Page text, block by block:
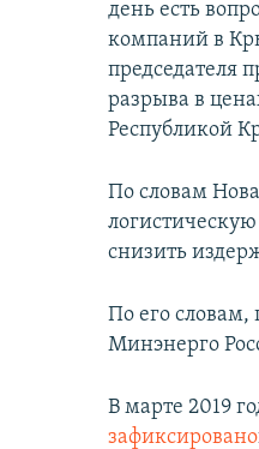
день есть
компаний в
председателя
разрыва в
Республикой
По словам
снизить
По его словам,
Минэнерго
В марте 2019
зафиксировано